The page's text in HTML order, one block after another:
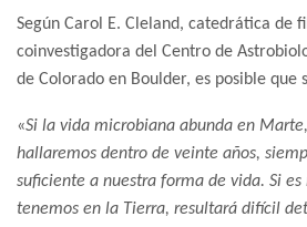
Según Carol E. Cleland, catedrática de
coinvestigadora del Centro de
de Colorado en Boulder, es posible que
«Si la vida microbiana abunda en
hallaremos dentro de veinte años,
suficiente a nuestra forma de vida. Si
tenemos en la Tierra, resultará difícil